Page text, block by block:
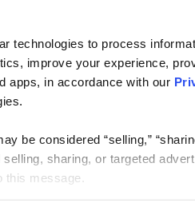
technologies to process
improve your experience,
apps, in accordance with our
be considered “selling,”
sharing, or targeted
this message.